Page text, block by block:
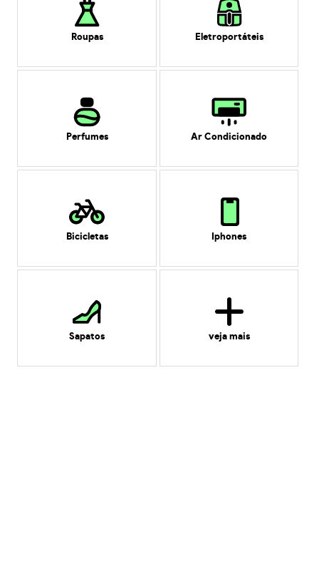
Roupas Eletroportáteis
Perfumes Ar Condicionado
Bicicletas Iphones
Sapatos veja mais